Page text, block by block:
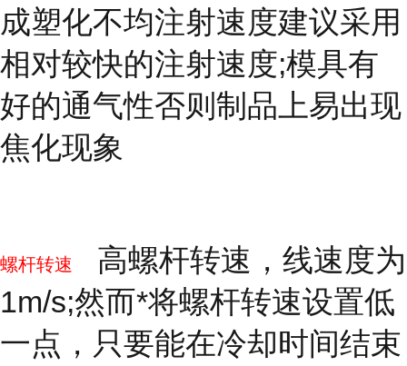
成塑化不均注射速度建议采用
相对较快的注射速度;模具有
好的通气性否则制品上易出现
焦化现象
螺杆转速
高螺杆转速，线速度为
1m/s;然而*将螺杆转速设置低
一点，只要能在冷却时间结束